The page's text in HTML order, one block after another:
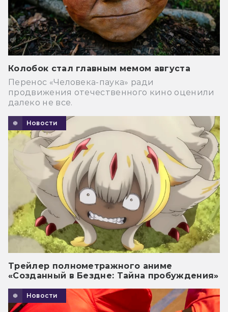
Колобок стал главным мемом августа
Перенос «Человека-паука» ради
продвижения отечественного кино оценили
далеко не все.
Новости
Трейлер полнометражного аниме
«Созданный в Бездне: Тайна пробуждения»
Новости